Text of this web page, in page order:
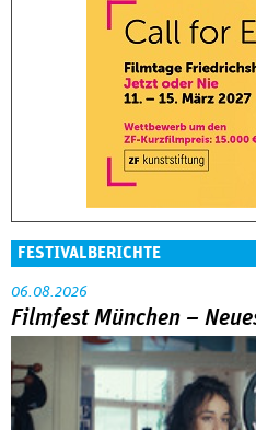
FESTIVALBERICHTE
06.08.2026
Filmfest München –